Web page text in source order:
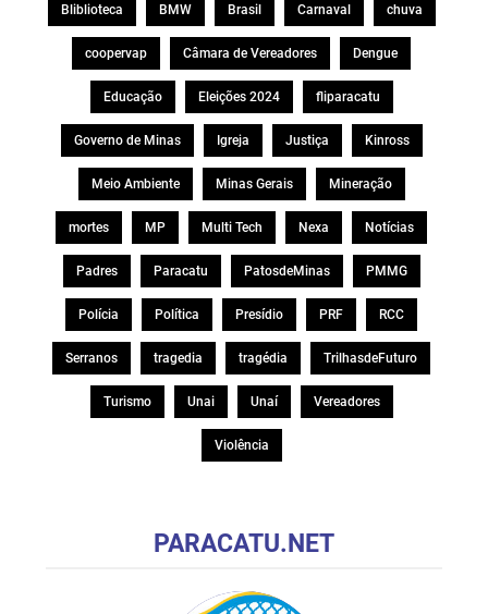
Bliblioteca BMW Brasil Carnaval chuva
coopervap Câmara de Vereadores Dengue
Educação Eleições 2024 fliparacatu
Governo de Minas Igreja Justiça Kinross
Meio Ambiente Minas Gerais Mineração
mortes MP Multi Tech Nexa Notícias
Padres Paracatu PatosdeMinas PMMG
Polícia Política Presídio PRF RCC
Serranos tragedia tragédia TrilhasdeFuturo
Turismo Unai Unaí Vereadores
Violência
PARACATU.NET